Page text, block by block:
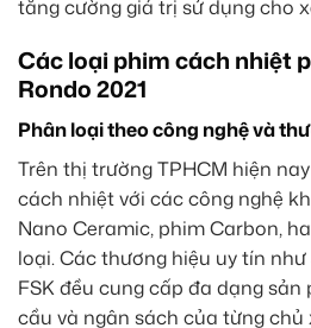
tăng cường giá trị sử dụng cho
Các loại phim cách nhiệt
Rondo 2021
Phân loại theo công nghệ và
Trên thị trường TPHCM hiện
cách nhiệt với các công nghệ
Nano Ceramic, phim Carbon,
loại. Các thương hiệu uy tín như
FSK đều cung cấp đa dạng
cầu và ngân sách của từng chủ